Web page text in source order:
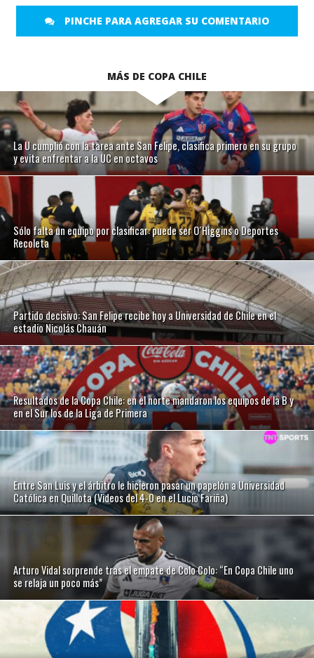
PINCHE PARA AGREGAR SU COMENTARIO
MÁS DE COPA CHILE
La U cumplió con la tarea ante San Felipe, clasifica primero en su grupo
y evita enfrentar a la UC en octavos
Sólo falta un equipo por clasificar: puede ser O´Higgins o Deportes
Recoleta
Partido decisivo: San Felipe recibe hoy a Universidad de Chile en el
estadio Nicolás Chauán
Resultados de la Copa Chile: en el norte mandaron los equipos de la B y
en el Sur los de la Liga de Primera
Entre San Luis y el árbitro le hicieron pasar un papelón a Universidad
Católica en Quillota (Videos del 4-0 en el Lucio Fariña)
Arturo Vidal sorprende tras el empate de Colo Colo: “En Copa Chile uno
se relaja un poco más”